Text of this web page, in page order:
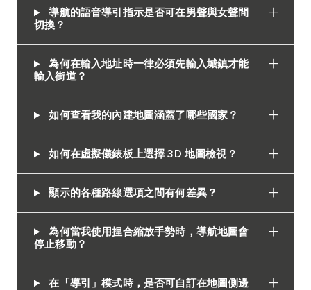
導航的語音導引指示是否可在男聲與女聲間
切換？
為何在輸入地址時一律必須先輸入城鎮才能
輸入街道？
如何查看我的內建地圖涵蓋了哪些國家？
如何在虛擬儀錶板上選擇 3D 地圖檢視？
顯示的各種路線選項之間有何差異？
為何當我使用捏合縮放手勢時，導航地圖會
停止移動？
在「導引」模式時，是否可自訂在地圖側邊